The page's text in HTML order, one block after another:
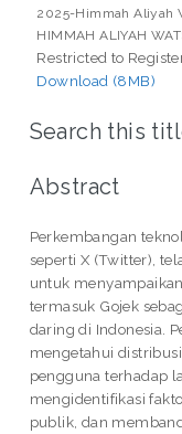
2025-Himmah Aliyah
HIMMAH ALIYAH
Restricted to
Download (8MB)
Search this
Abstract
Perkembangan
seperti X (Twitter),
untuk
termasuk Gojek
daring di Indonesia.
mengetahui
pengguna terhadap
mengidentifikasi
publik, dan